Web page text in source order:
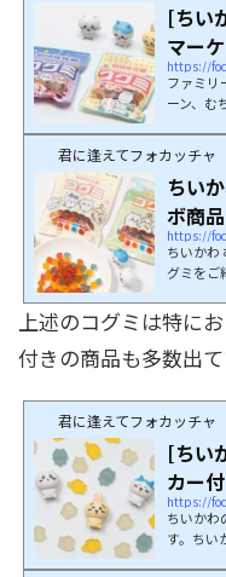
[ちい
マー
わい
https://
ファミリ
ーン、む
君に逢えてフォカッチャ
ちい
ボ商
https://
ちいかわ
グミをご
上述のコグミは特に
付きの商品も多数出て
君に逢えてフォカッチャ
[ちい
カー
https://
ちいかわ
す。ちい